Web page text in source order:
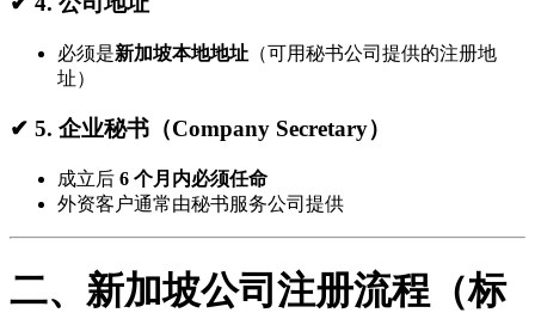
必须是新加坡本地地址 （可用秘书公司提供的注册地
址）
✔ 5. 企业秘书（Company Secretary）
成立后 6 个月内必须任命
外资客户通常由秘书服务公司提供
二、新加坡公司注册流程（标